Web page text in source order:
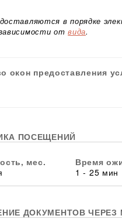
в порядке
отвида.
окон предоставления
ПОСЕЩЕНИЙ
мес.
Время
1 - 25 мин
ДОКУМЕНТОВ ЧЕРЕЗ